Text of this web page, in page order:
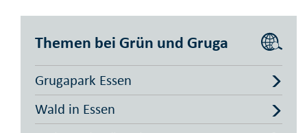
Themen bei Grün und Gruga
Grugapark Essen
Wald in Essen